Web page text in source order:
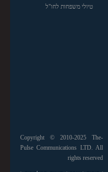
טיולי משפחות לחו"ל
Copyright © 2010-2025 The-
Pulse Communications LTD. All
rights reserved